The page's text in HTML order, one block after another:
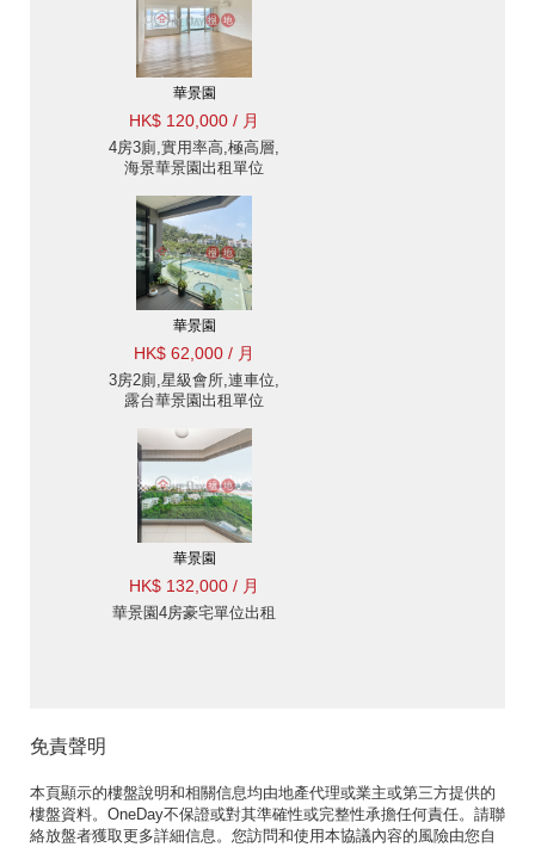
華景園
HK$ 120,000 / 月
4房3廁,實用率高,極高層,
海景華景園出租單位
華景園
HK$ 62,000 / 月
3房2廁,星級會所,連車位,
露台華景園出租單位
華景園
HK$ 132,000 / 月
華景園4房豪宅單位出租
免責聲明
本頁顯示的樓盤說明和相關信息均由地產代理或業主或第三方提供的
樓盤資料。OneDay不保證或對其準確性或完整性承擔任何責任。請聯
絡放盤者獲取更多詳細信息。您訪問和使用本協議內容的風險由您自